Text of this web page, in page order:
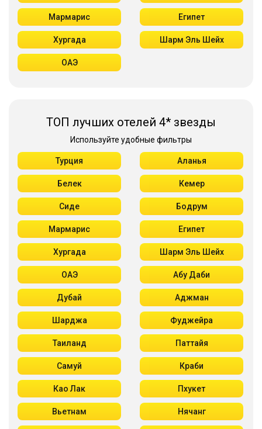
Мармарис Египет
Хургада Шарм Эль Шейх
ОАЭ
ТОП лучших отелей 4* звезды
Используйте удобные фильтры
Турция Аланья
Белек Кемер
Сиде Бодрум
Мармарис Египет
Хургада Шарм Эль Шейх
ОАЭ Абу Даби
Дубай Аджман
Шарджа Фуджейра
Таиланд Паттайя
Самуй Краби
Као Лак Пхукет
Вьетнам Нячанг